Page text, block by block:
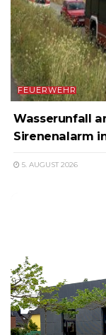
FEUERWEHR
Wasserunfall
Sirenenalarm
5. AUGUST 2026